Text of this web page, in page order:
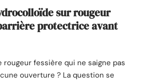
sur rougeur
protectrice avant
rougeur fessière qui ne saigne pas
ouverture ? La question se